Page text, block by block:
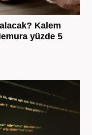
Kalem
yüzde 5